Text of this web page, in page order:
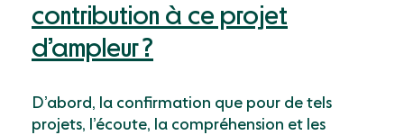
contribution à ce projet
dʼampleur ?
Dʼabord, la confirmation que pour de tels
projets, lʼécoute, la compréhension et les